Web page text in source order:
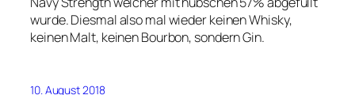
wurde. Diesmal also mal wieder keinen Whisky,
keinen Malt, keinen Bourbon, sondern Gin.
10. August 2018